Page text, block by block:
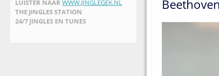
LUISTER NAAR WWW.JINGLEGEK.NL
THE JINGLES STATION
24/7 JINGLES EN TUNES